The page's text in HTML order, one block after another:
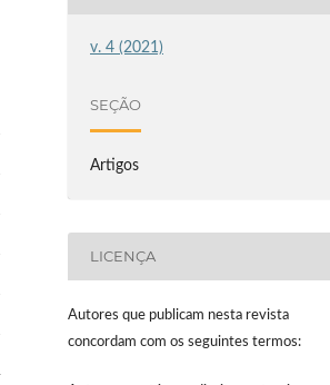
v. 4 (2021)
SEÇÃO
Artigos
LICENÇA
Autores que publicam nesta revista
concordam com os seguintes termos: